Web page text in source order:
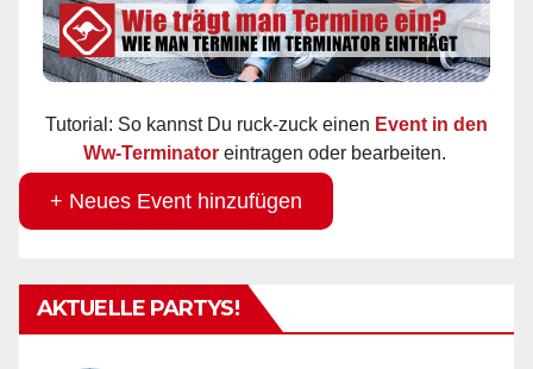
Tutorial: So kannst Du ruck-zuck einen Event in den
Ww-Terminator eintragen oder bearbeiten.
+ Neues Event hinzufügen
AKTUELLE PARTYS!